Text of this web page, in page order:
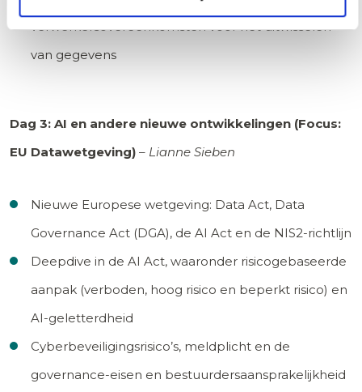
verwerkersovereenkomsten voor het uitwisselen
van gegevens
Dag 3: AI en andere nieuwe ontwikkelingen (Focus:
EU Datawetgeving) – Lianne Sieben
Nieuwe Europese wetgeving: Data Act, Data
Governance Act (DGA), de AI Act en de NIS2-richtlijn
Deepdive in de AI Act, waaronder risicogebaseerde
aanpak (verboden, hoog risico en beperkt risico) en
AI-geletterdheid
Cyberbeveiligingsrisico’s, meldplicht en de
governance-eisen en bestuurdersaansprakelijkheid